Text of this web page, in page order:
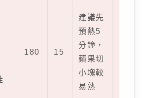
180 15
建議先
預熱5
分鐘，
蘋果切
小塊較
易熟